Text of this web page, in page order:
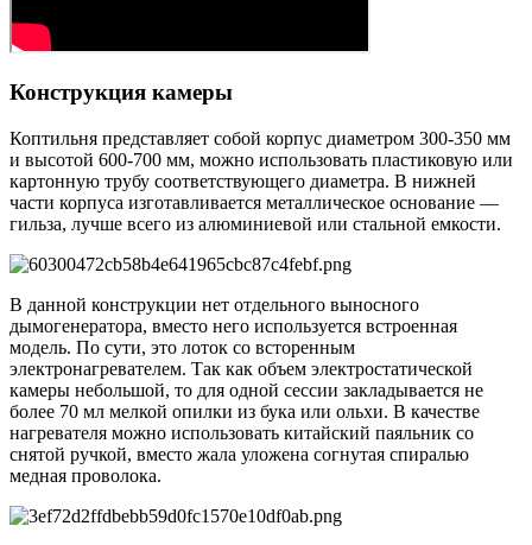
Конструкция камеры
Коптильня представляет собой корпус диаметром 300-350 мм
и высотой 600-700 мм, можно использовать пластиковую или
картонную трубу соответствующего диаметра. В нижней
части корпуса изготавливается металлическое основание —
гильза, лучше всего из алюминиевой или стальной емкости.
В данной конструкции нет отдельного выносного
дымогенератора, вместо него используется встроенная
модель. По сути, это лоток со всторенным
электронагревателем. Так как объем электростатической
камеры небольшой, то для одной сессии закладывается не
более 70 мл мелкой опилки из бука или ольхи. В качестве
нагревателя можно использовать китайский паяльник со
снятой ручкой, вместо жала уложена согнутая спиралью
медная проволока.